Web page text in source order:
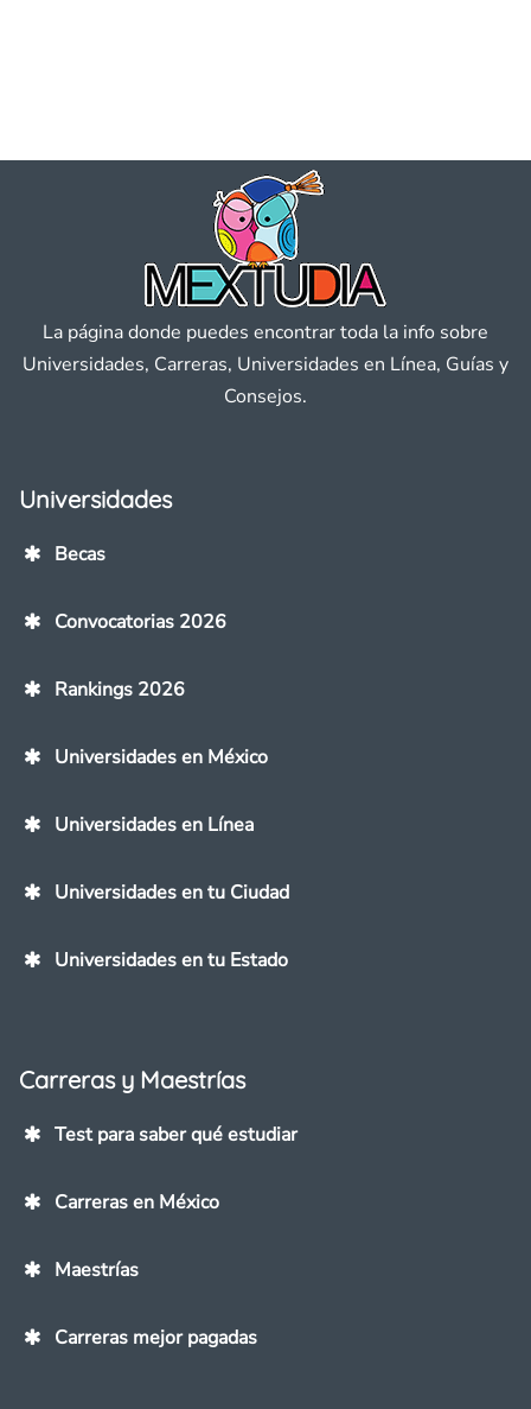
La página donde puedes encontrar toda la info sobre
Universidades, Carreras, Universidades en Línea, Guías y
Consejos.
Universidades
Becas
Convocatorias 2026
Rankings 2026
Universidades en México
Universidades en Línea
Universidades en tu Ciudad
Universidades en tu Estado
Carreras y Maestrías
Test para saber qué estudiar
Carreras en México
Maestrías
Carreras mejor pagadas